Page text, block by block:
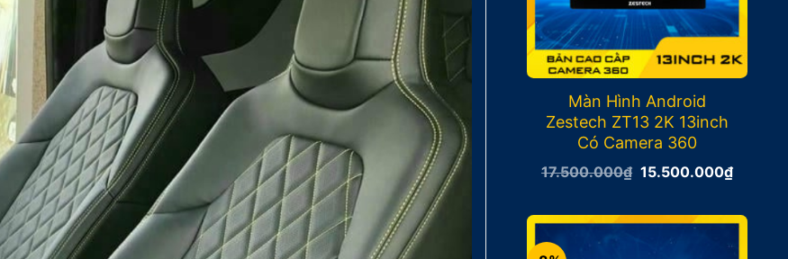
Màn Hình Android
Zestech ZT13 2K 13inch
Có Camera 360
17.500.000₫ Giá
17.500.000₫.
15.500.000₫Giá
hiện
là: